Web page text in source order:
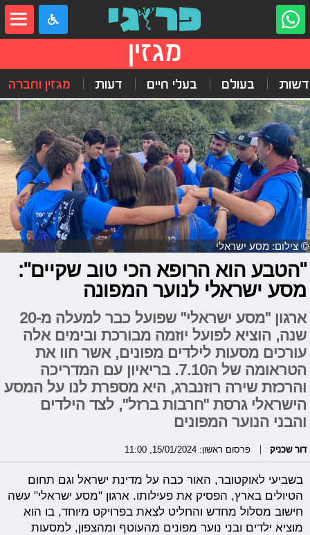
מגזין
בעולם בעלי חיים דעות מגזין וחברה
© צילום: מסע ישראלי
"הטבע הוא הרופא הכי טוב שקיים":
מסע ישראלי לנוער המפונה
ארגון "מסע ישראלי" שפועל כבר למעלה מ-20
שנה, הוציא לפועל יוזמה מבורכת ובימים אלה
עורכים מסעות לילדים מפונים, אשר חוו את
הטראומה של ה7.10. בריאיון עם המדריכה
והרכזת שירה רוזנברג, היא מספרת לנו על המסע
הישראלי גרסת "חרבות ברזל", לצד הילדים
והבני הנוער המפונים
דור שכניק פרסום ראשון: 15/01/2024, 11:00
בשביעי לאוקטובר, האור כבה על מדינת ישראל וגם תחום
הטיולים בארץ, הפסיק את פעילותו. ארגון "מסע ישראלי" עשה
חישוב מסלול מחדש והחליט לצאת בפרויקט מיוחד, בו הוא
מוציא ילדים ובני נוער מפונים מהעוטף ומהצפון, למסעות